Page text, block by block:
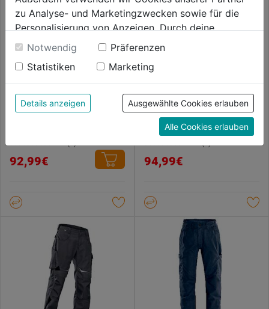
Stretchhose Athletiq schwarz
0.0
von
92,99€
Bundhose Icon 100805
0.0
von
94,99€
zu Analyse- und Marketingzwecken sowie für die
Personalisierung von Anzeigen. Durch deine
Einwilligung werden die Daten von Drittanbieter,
unter anderem auch in den USA, verarbeitet.
Durch Klick auf "Alle Cookies erlauben" stimmst du
der Verwendung aller Cookies zu. Unter "Details
anzeigen" findest du alle Infos zu den
unterschiedlichen Cookies, unter "Cookies
Konfigurieren" kannst du auswählen, welche Cookies
du zulassen möchtest und welche nicht.
Weitere Informationen findest du in unserer
Datenschutzerklärung.
Notwendig
Präferenzen
Statistiken
Marketing
Details anzeigen Ausgewählte Cookies erlauben
Alle Cookies erlauben